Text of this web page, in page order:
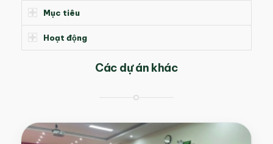
Mục tiêu
Hoạt động
Các dự án khác